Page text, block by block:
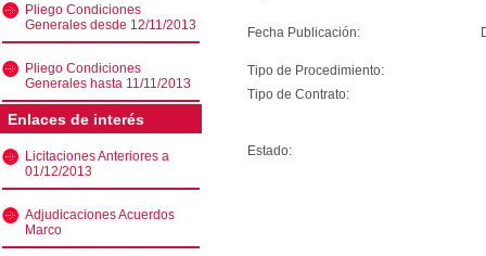
Pliego Condiciones
Generales desde 12/11/2013
Pliego Condiciones
Generales hasta 11/11/2013
Enlaces de interés
Licitaciones Anteriores a
01/12/2013
Adjudicaciones Acuerdos
Marco
Fecha Publicación:
Tipo de Procedimiento:
Tipo de Contrato:
Estado: